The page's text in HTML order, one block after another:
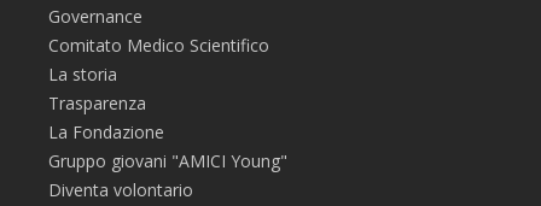
Governance
Comitato Medico Scientifico
La storia
Trasparenza
La Fondazione
Gruppo giovani "AMICI Young"
Diventa volontario